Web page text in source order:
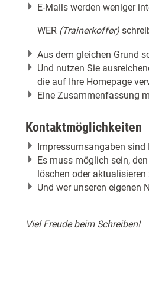
E-Mails werden weniger
WER (Trainerkoffer)
Aus dem gleichen Grund
Und nutzen Sie
die auf Ihre Homepage
Eine Zusammenfassung
Kontaktmöglichkeiten
Impressumsangaben sind
Es muss möglich sein,
löschen oder
Und wer unseren eigenen
Viel Freude beim Schreiben!